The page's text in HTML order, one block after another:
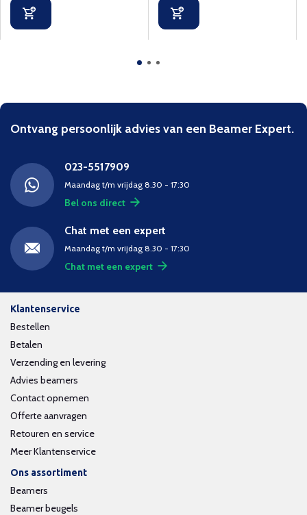
Ontvang persoonlijk advies van een Beamer Expert.
023-5517909
Maandag t/m vrijdag 8.30 - 17:30
Bel ons direct
Chat met een expert
Maandag t/m vrijdag 8.30 - 17:30
Chat met een expert
Klantenservice
Bestellen
Betalen
Verzending en levering
Advies beamers
Contact opnemen
Offerte aanvragen
Retouren en service
Meer Klantenservice
Ons assortiment
Beamers
Beamer beugels